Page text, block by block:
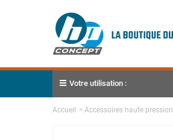
Votre utilisation :
Accueil > Accessoires haute pression